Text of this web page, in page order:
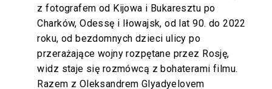
z fotografem od Kijowa i Bukaresztu po
Charków, Odessę i Iłowajsk, od lat 90. do 2022
roku, od bezdomnych dzieci ulicy po
przerażające wojny rozpętane przez Rosję,
widz staje się rozmówcą z bohaterami filmu.
Razem z Oleksandrem Glyadyelovem